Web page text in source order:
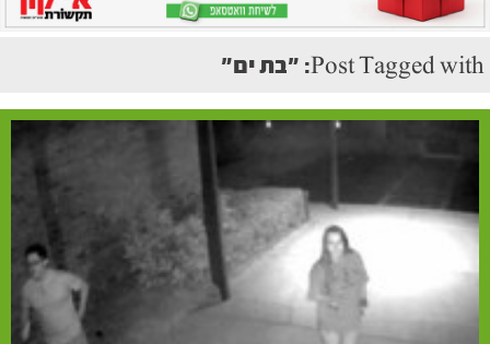
Post Tagged with: "בת ים"